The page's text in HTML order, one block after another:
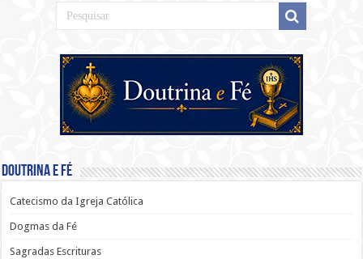
Doutrina e Fé
Catecismo da Igreja Católica
Dogmas da Fé
Sagradas Escrituras